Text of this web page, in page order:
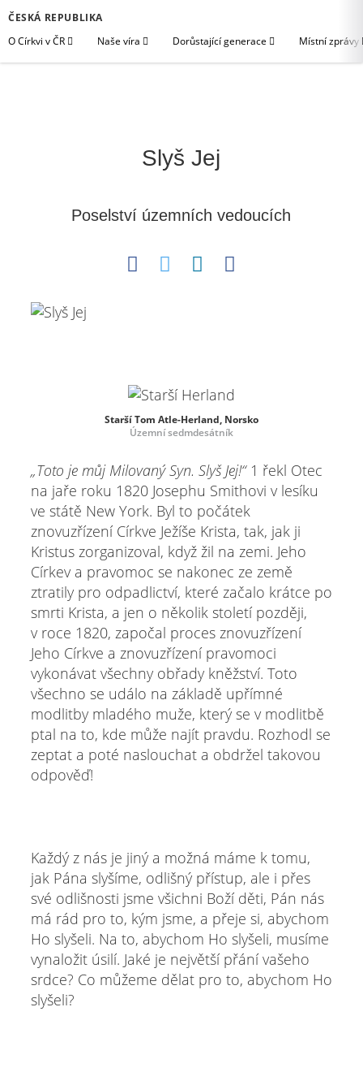
ČESKÁ REPUBLIKA
O Církvi v ČR
Naše víra Dorůstající generace Místní zprávy
Slyš Jej
Poselství územních vedoucích
Starší Tom Atle-Herland, Norsko
Územní sedmdesátník
„Toto je můj Milovaný Syn. Slyš Jej!“1 řekl Otec
na jaře roku 1820 Josephu Smithovi v lesíku
ve státě New York. Byl to počátek
znovuzřízení Církve Ježíše Krista, tak, jak ji
Kristus zorganizoval, když žil na zemi. Jeho
Církev a pravomoc se nakonec ze země
ztratily pro odpadlictví, které začalo krátce po
smrti Krista, a jen o několik století později,
v roce 1820, započal proces znovuzřízení
Jeho Církve a znovuzřízení pravomoci
vykonávat všechny obřady kněžství. Toto
všechno se událo na základě upřímné
modlitby mladého muže, který se v modlitbě
ptal na to, kde může najít pravdu. Rozhodl se
zeptat a poté naslouchat a obdržel takovou
odpověď!
Každý z nás je jiný a možná máme k tomu,
jak Pána slyšíme, odlišný přístup, ale i přes
své odlišnosti jsme všichni Boží děti, Pán nás
má rád pro to, kým jsme, a přeje si, abychom
Ho slyšeli. Na to, abychom Ho slyšeli, musíme
vynaložit úsilí. Jaké je největší přání vašeho
srdce? Co můžeme dělat pro to, abychom Ho
slyšeli?